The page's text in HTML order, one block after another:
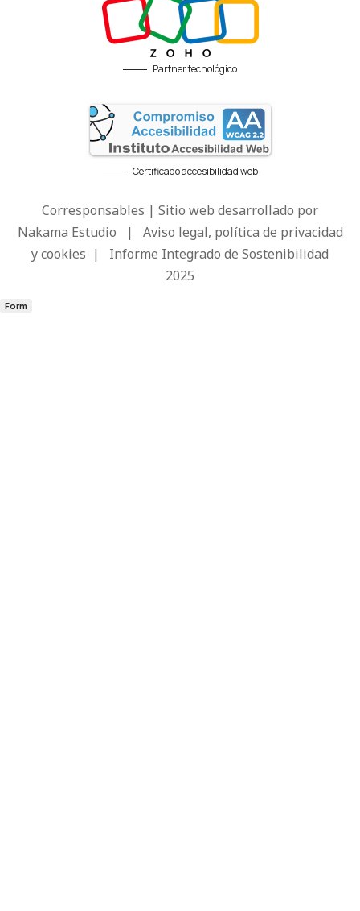
Partner tecnológico
Certificado accesibilidad web
Corresponsables | Sitio web desarrollado por
Nakama Estudio | Aviso legal, política de privacidad
y cookies | Informe Integrado de Sostenibilidad
2025
Form